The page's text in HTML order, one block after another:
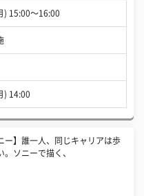
) 15:00〜16:00
) 14:00
ー】誰一人、同じキャリアは歩
。ソニーで描く、